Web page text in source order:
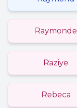
Raymonde
Raziye
Rebeca